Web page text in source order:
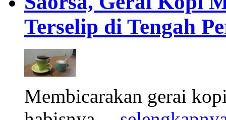
Terselip di Tengah
Membicarakan gerai